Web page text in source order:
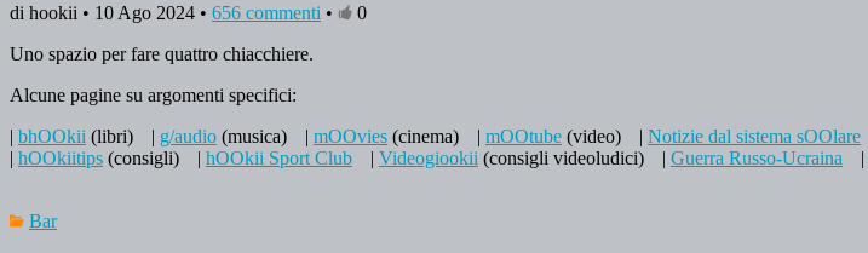
di hookii • 10 Ago 2024 • 656 commenti •
0
Uno spazio per fare quattro chiacchiere.
Alcune pagine su argomenti specifici:
| bhOOkii (libri) | g/audio (musica) | mOOvies (cinema) | mOOtube (video) | Notizie dal sistema sOOlare
| hOOkiitips (consigli) | hOOkii Sport Club | Videogiookii (consigli videoludici) | Guerra Russo-Ucraina |
Bar